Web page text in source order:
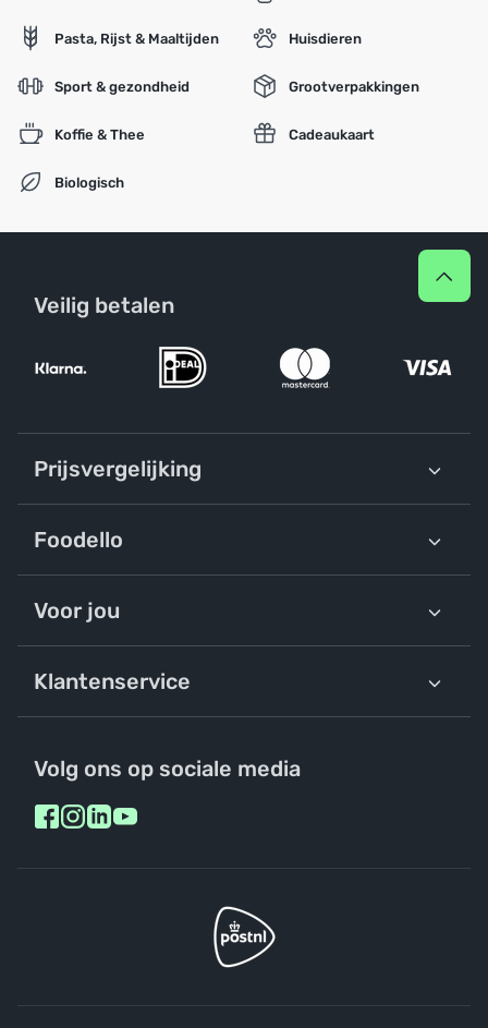
Pasta, Rijst & Maaltijden
Sport & gezondheid
Koffie & Thee
Biologisch
Huisdieren
Grootverpakkingen
Cadeaukaart
Veilig betalen
Prijsvergelijking
Foodello
Voor jou
Klantenservice
Volg ons op sociale media